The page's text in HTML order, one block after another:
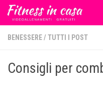
Salta al contenuto
BENESSERE/ TUTTI I POST
Consigli per